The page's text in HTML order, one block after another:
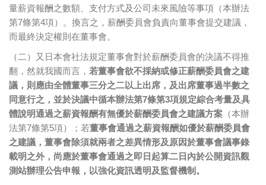
量薪資報酬之數額、支付方式及公司未來風險等事項（本辦法
第7條第4項）。換言之，薪酬委員會負責向董事會提交建議，
而最終決定權則在董事會。
（二）又日本會社法規定董事會對於薪酬委員會的決議不得推
翻，然就我國而言， 若董事會欲不採納或修正薪酬委員會之建
議，則應由全體董事三分之二以上出席，及出席董事過半數之
同意行之，並於決議中循本辦法第7條第3項規定綜合考量及具
體說明通過之薪資報酬有無優於薪酬委員會之建議方案 （本辦
法第7條第5項）；若董事會通過之薪資報酬如優於薪酬委員會
之建議，董事會除須就兩者之差異情形及原因於董事會議事錄
載明之外，尚應於董事會通過之即日起算二日內於公開資訊觀
測站辦理公告申報，以強化資訊透明及監督機制。